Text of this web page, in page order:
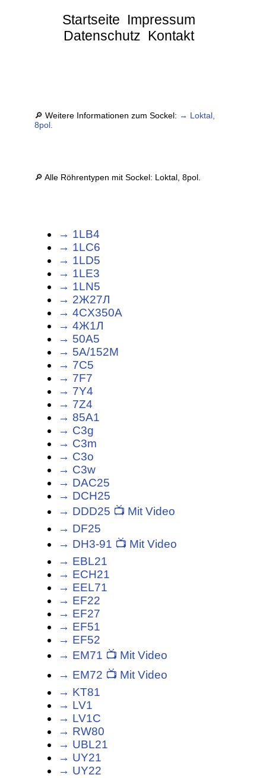
Startseite Impressum
Datenschutz Kontakt
🔎 Weitere Informationen zum Sockel: → Loktal,
8pol.
🔎 Alle Röhrentypen mit Sockel: Loktal, 8pol.
→ 1LB4
→ 1LC6
→ 1LD5
→ 1LE3
→ 1LN5
→ 2Ж27Л
→ 4CX350A
→ 4Ж1Л
→ 50A5
→ 5A/152M
→ 7C5
→ 7F7
→ 7Y4
→ 7Z4
→ 85A1
→ C3g
→ C3m
→ C3o
→ C3w
→ DAC25
→ DCH25
→ DDD25 📺 Mit Video
→ DF25
→ DH3-91 📺 Mit Video
→ EBL21
→ ECH21
→ EEL71
→ EF22
→ EF27
→ EF51
→ EF52
→ EM71 📺 Mit Video
→ EM72 📺 Mit Video
→ KT81
→ LV1
→ LV1C
→ RW80
→ UBL21
→ UY21
→ UY22